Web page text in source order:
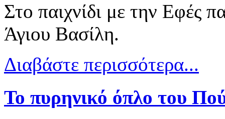
Στο παιχνίδι με την Εφές
Άγιου Βασίλη.
Διαβάστε περισσότερα...
Το πυρηνικό όπλο του